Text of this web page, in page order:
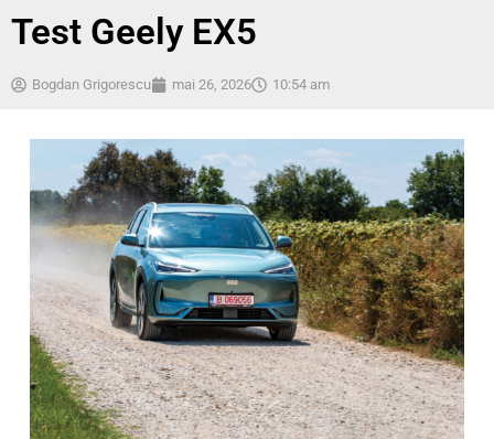
Test Geely EX5
Bogdan Grigorescu mai 26, 2026 10:54 am